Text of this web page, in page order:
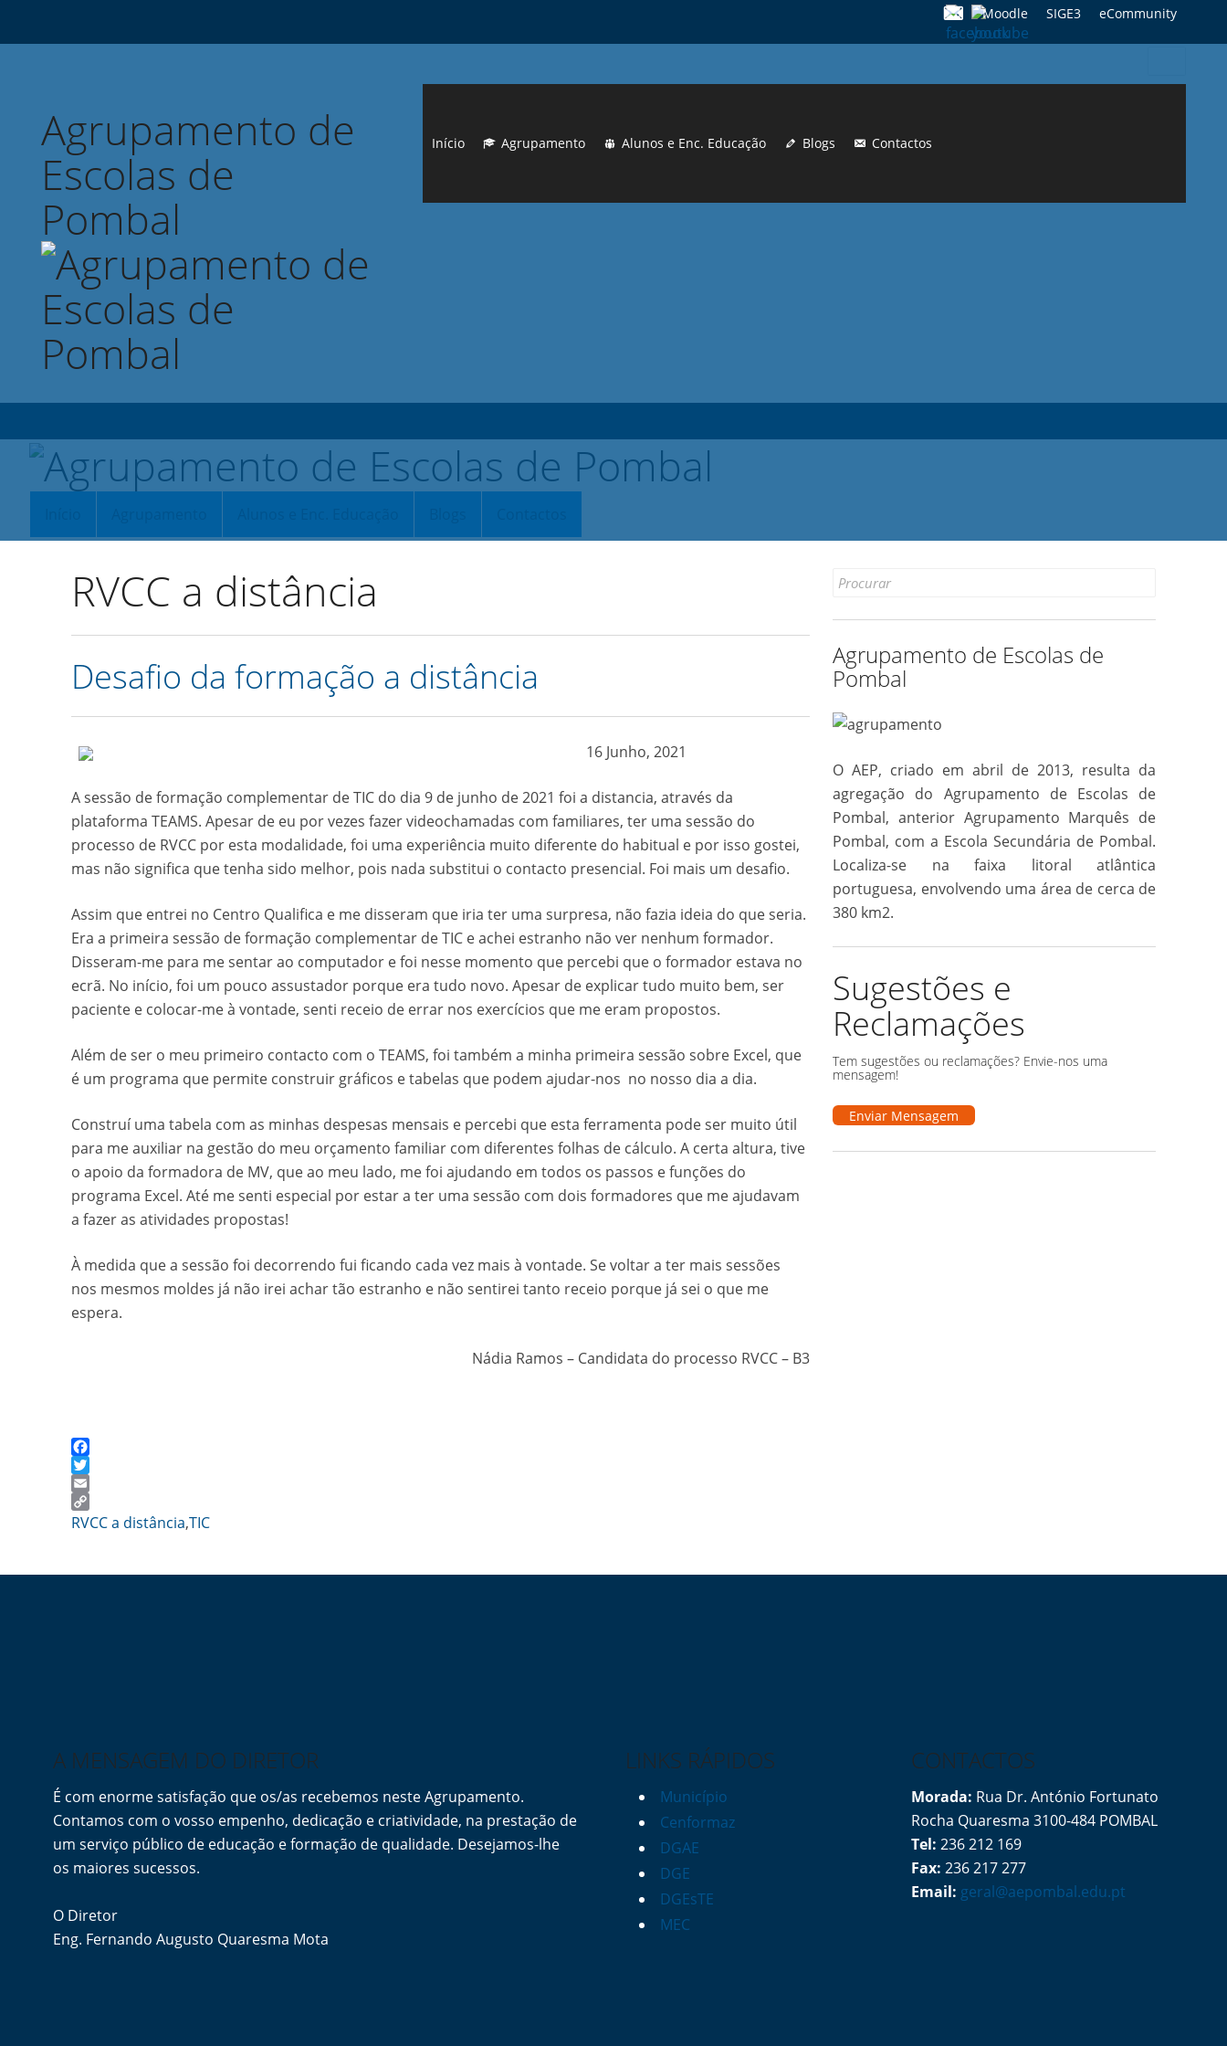
Moodle SIGE3 eCommunity
for:
Agrupamento de
Escolas de
Pombal
Início Agrupamento Alunos e Enc. Educação Blogs Contactos
RVCC a distância
Desafio da formação a distância
16 Junho, 2021
A sessão de formação complementar de TIC do dia 9 de junho de 2021 foi a distancia, através da
plataforma TEAMS. Apesar de eu por vezes fazer videochamadas com familiares, ter uma sessão do
processo de RVCC por esta modalidade, foi uma experiência muito diferente do habitual e por isso gostei,
mas não significa que tenha sido melhor, pois nada substitui o contacto presencial. Foi mais um desafio.
Assim que entrei no Centro Qualifica e me disseram que iria ter uma surpresa, não fazia ideia do que seria.
Era a primeira sessão de formação complementar de TIC e achei estranho não ver nenhum formador.
Disseram-me para me sentar ao computador e foi nesse momento que percebi que o formador estava no
ecrã. No início, foi um pouco assustador porque era tudo novo. Apesar de explicar tudo muito bem, ser
paciente e colocar-me à vontade, senti receio de errar nos exercícios que me eram propostos.
Além de ser o meu primeiro contacto com o TEAMS, foi também a minha primeira sessão sobre Excel, que
é um programa que permite construir gráficos e tabelas que podem ajudar-nos no nosso dia a dia.
Construí uma tabela com as minhas despesas mensais e percebi que esta ferramenta pode ser muito útil
para me auxiliar na gestão do meu orçamento familiar com diferentes folhas de cálculo. A certa altura, tive
o apoio da formadora de MV, que ao meu lado, me foi ajudando em todos os passos e funções do
programa Excel. Até me senti especial por estar a ter uma sessão com dois formadores que me ajudavam
a fazer as atividades propostas!
À medida que a sessão foi decorrendo fui ficando cada vez mais à vontade. Se voltar a ter mais sessões
nos mesmos moldes já não irei achar tão estranho e não sentirei tanto receio porque já sei o que me
espera.
Nádia Ramos – Candidata do processo RVCC – B3
Facebook
Twitter
Email
Copy
RVCC a distância,TIC
Search
Agrupamento de Escolas de
Pombal
O AEP, criado em abril de 2013, resulta da
agregação do Agrupamento de Escolas de
Pombal, anterior Agrupamento Marquês de
Pombal, com a Escola Secundária de Pombal.
Localiza-se na faixa litoral atlântica
portuguesa, envolvendo uma área de cerca de
380 km2.
Sugestões e
Reclamações
Tem sugestões ou reclamações? Envie-nos uma
mensagem!
Enviar Mensagem
A MENSAGEM DO DIRETOR
É com enorme satisfação que os/as recebemos neste Agrupamento.
Contamos com o vosso empenho, dedicação e criatividade, na prestação de
um serviço público de educação e formação de qualidade. Desejamos-lhe
os maiores sucessos.
O Diretor
Eng. Fernando Augusto Quaresma Mota
LINKS RÁPIDOS
Município
Cenformaz
DGAE
DGE
DGEsTE
MEC
CONTACTOS
Morada: Rua Dr. António Fortunato
Rocha Quaresma 3100-484 POMBAL
Tel: 236 212 169
Fax: 236 217 277
Email: geral@aepombal.edu.pt